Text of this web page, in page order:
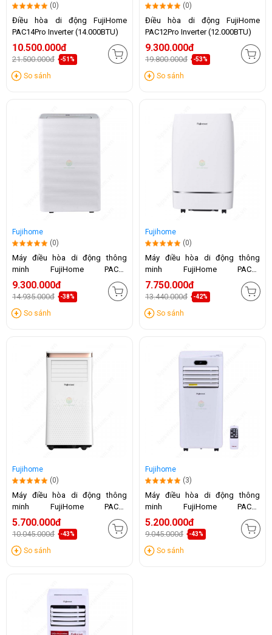
(0)
Điều hòa di động FujiHome
PAC14Pro Inverter (14.000BTU)
10.500.000đ
21.500.000đ -51%
So sánh
(0)
Điều hòa di động FujiHome
PAC12Pro Inverter (12.000BTU)
9.300.000đ
19.800.000đ -53%
So sánh
Fujihome
(0)
Máy điều hòa di động thông
minh FujiHome PAC14
(14.000BTU)
9.300.000đ
14.935.000đ -38%
So sánh
Fujihome
(0)
Máy điều hòa di động thông
minh FujiHome PAC12
(12.000BTU)
7.750.000đ
13.440.000đ -42%
So sánh
Fujihome
(0)
Máy điều hòa di động thông
minh FujiHome PAC10
(10.000BTU)
5.700.000đ
10.045.000đ -43%
So sánh
Fujihome
(3)
Máy điều hòa di động thông
minh FujiHome PAC09
(9000BTU)
5.200.000đ
9.045.000đ -43%
So sánh